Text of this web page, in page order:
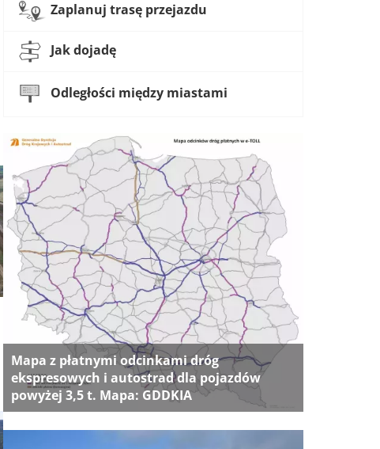
Zaplanuj trasę przejazdu
Jak dojadę
Odległości między miastami
Mapa z płatnymi odcinkami dróg
ekspresowych i autostrad dla pojazdów
powyżej 3,5 t. Mapa: GDDKIA